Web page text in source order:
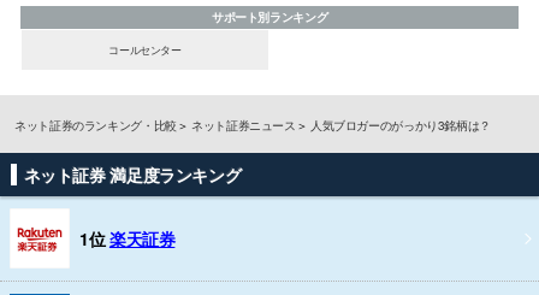
サポート別ランキング
コールセンター
ネット証券のランキング・比較 ネット証券ニュース 人気ブロガーのがっかり3銘柄は？
ネット証券 満足度ランキング
1位楽天証券